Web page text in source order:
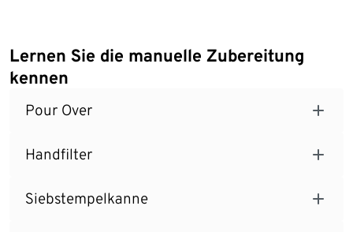
Lernen Sie die manuelle Zubereitung
kennen
Pour Over
Handfilter
Siebstempelkanne